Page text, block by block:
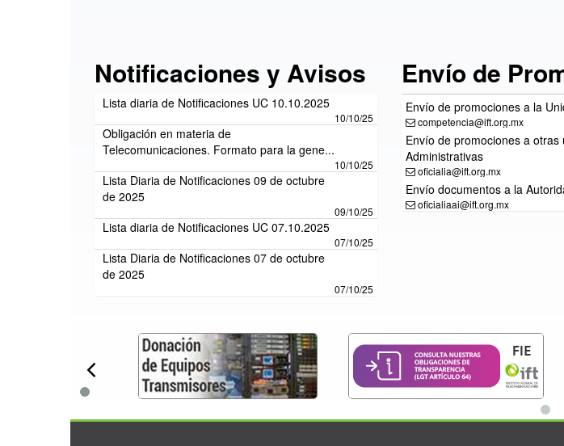
Notificaciones y Avisos
Lista diaria de Notificaciones UC 10.10.2025
10/10/25
Obligación en materia de
Telecomunicaciones. Formato para la gene...
10/10/25
Lista Diaria de Notificaciones 09 de octubre
de 2025
09/10/25
Lista diaria de Notificaciones UC 07.10.2025
07/10/25
Lista Diaria de Notificaciones 07 de octubre
de 2025
07/10/25
Envío de
Envío de promociones a la
competencia@ift.org.mx
Envío de promociones a otras
Administrativas
oficialia@ift.org.mx
Envío documentos a la
oficialiaai@ift.org.mx